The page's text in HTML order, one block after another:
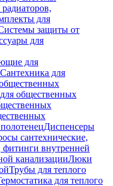
для
защиты от
для
для
Сантехника для
общественных
Диспенсеры
сантехнические,
внутренней
канализацииЛюки
Трубы для теплого
для теплого